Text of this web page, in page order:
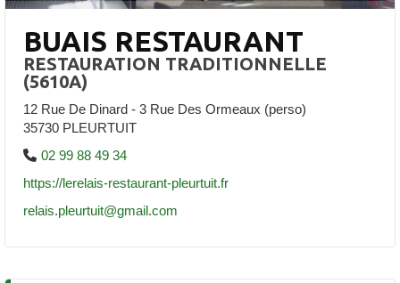
BUAIS RESTAURANT
RESTAURATION TRADITIONNELLE
(5610A)
12 Rue De Dinard - 3 Rue Des Ormeaux (perso)
35730 PLEURTUIT
02 99 88 49 34
https://lerelais-restaurant-pleurtuit.fr
relais.pleurtuit@gmail.com